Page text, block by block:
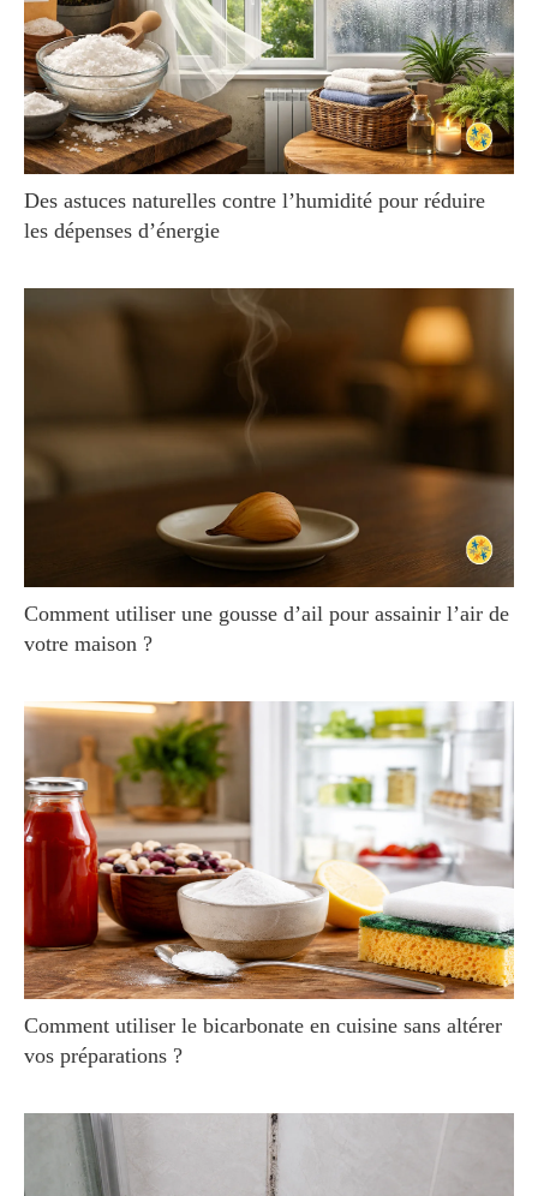
Des astuces naturelles contre l’humidité pour réduire
les dépenses d’énergie
Comment utiliser une gousse d’ail pour assainir l’air de
votre maison ?
Comment utiliser le bicarbonate en cuisine sans altérer
vos préparations ?